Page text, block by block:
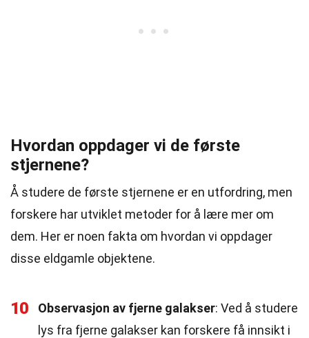
Hvordan oppdager vi de første
stjernene?
Å studere de første stjernene er en utfordring, men
forskere har utviklet metoder for å lære mer om
dem. Her er noen fakta om hvordan vi oppdager
disse eldgamle objektene.
10 Observasjon av fjerne galakser: Ved å studere
lys fra fjerne galakser kan forskere få innsikt i